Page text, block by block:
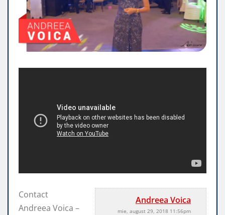
Andreea Voica
mie, august 29, 2018 11:56pm
Contact
Andreea Voica –